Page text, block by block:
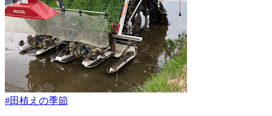
#田植えの季節